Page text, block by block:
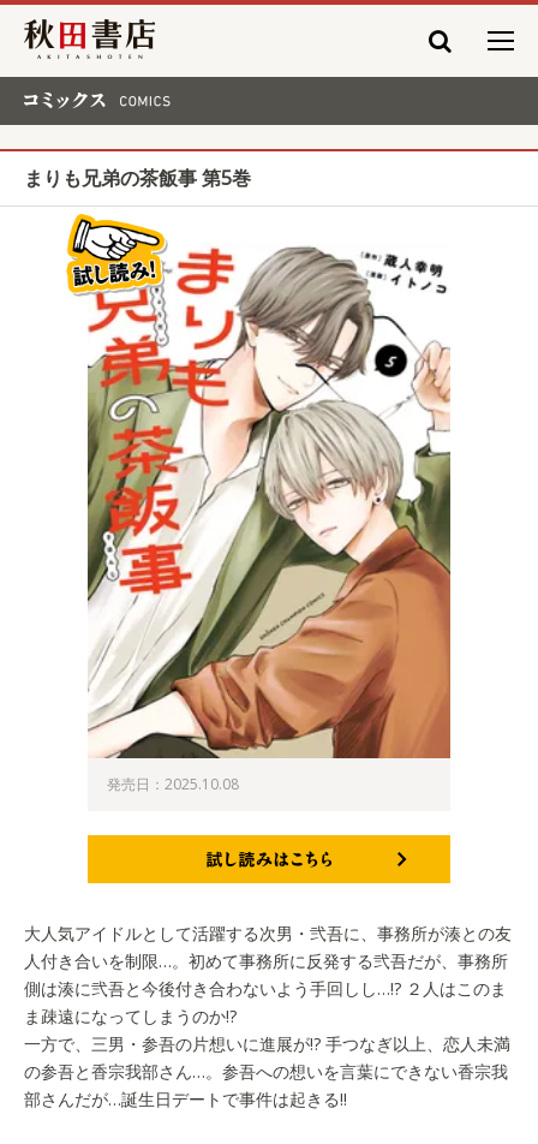
秋田書店
まりも兄弟の茶飯事 第5巻
発売日：2025.10.08
大人気アイドルとして活躍する次男・弐吾に、事務所が湊との友
人付き合いを制限…。初めて事務所に反発する弐吾だが、事務所
側は湊に弐吾と今後付き合わないよう手回しし…!? ２人はこのま
ま疎遠になってしまうのか!?
一方で、三男・参吾の片想いに進展が!? 手つなぎ以上、恋人未満
の参吾と香宗我部さん…。参吾への想いを言葉にできない香宗我
部さんだが…誕生日デートで事件は起きる!!